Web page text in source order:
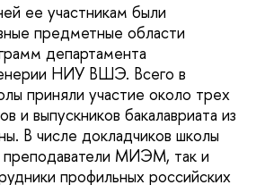
ее участникам были
предметные области
департамента
НИУ ВШЭ. Всего в
приняли участие около трех
и выпускников бакалавриата из
В числе докладчиков школы
преподаватели МИЭМ, так и
профильных российских